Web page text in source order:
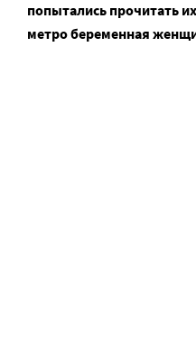
попытались прочитать
метро беременная